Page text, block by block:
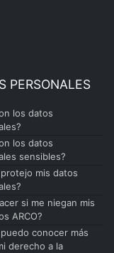
PERSONALES
los datos
los datos
sensibles?
protejo mis datos
si me niegan mis
ARCO?
conocer más
derecho a la